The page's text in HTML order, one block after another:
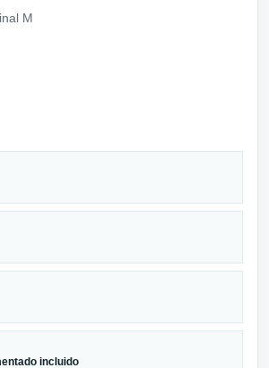
M
incluido